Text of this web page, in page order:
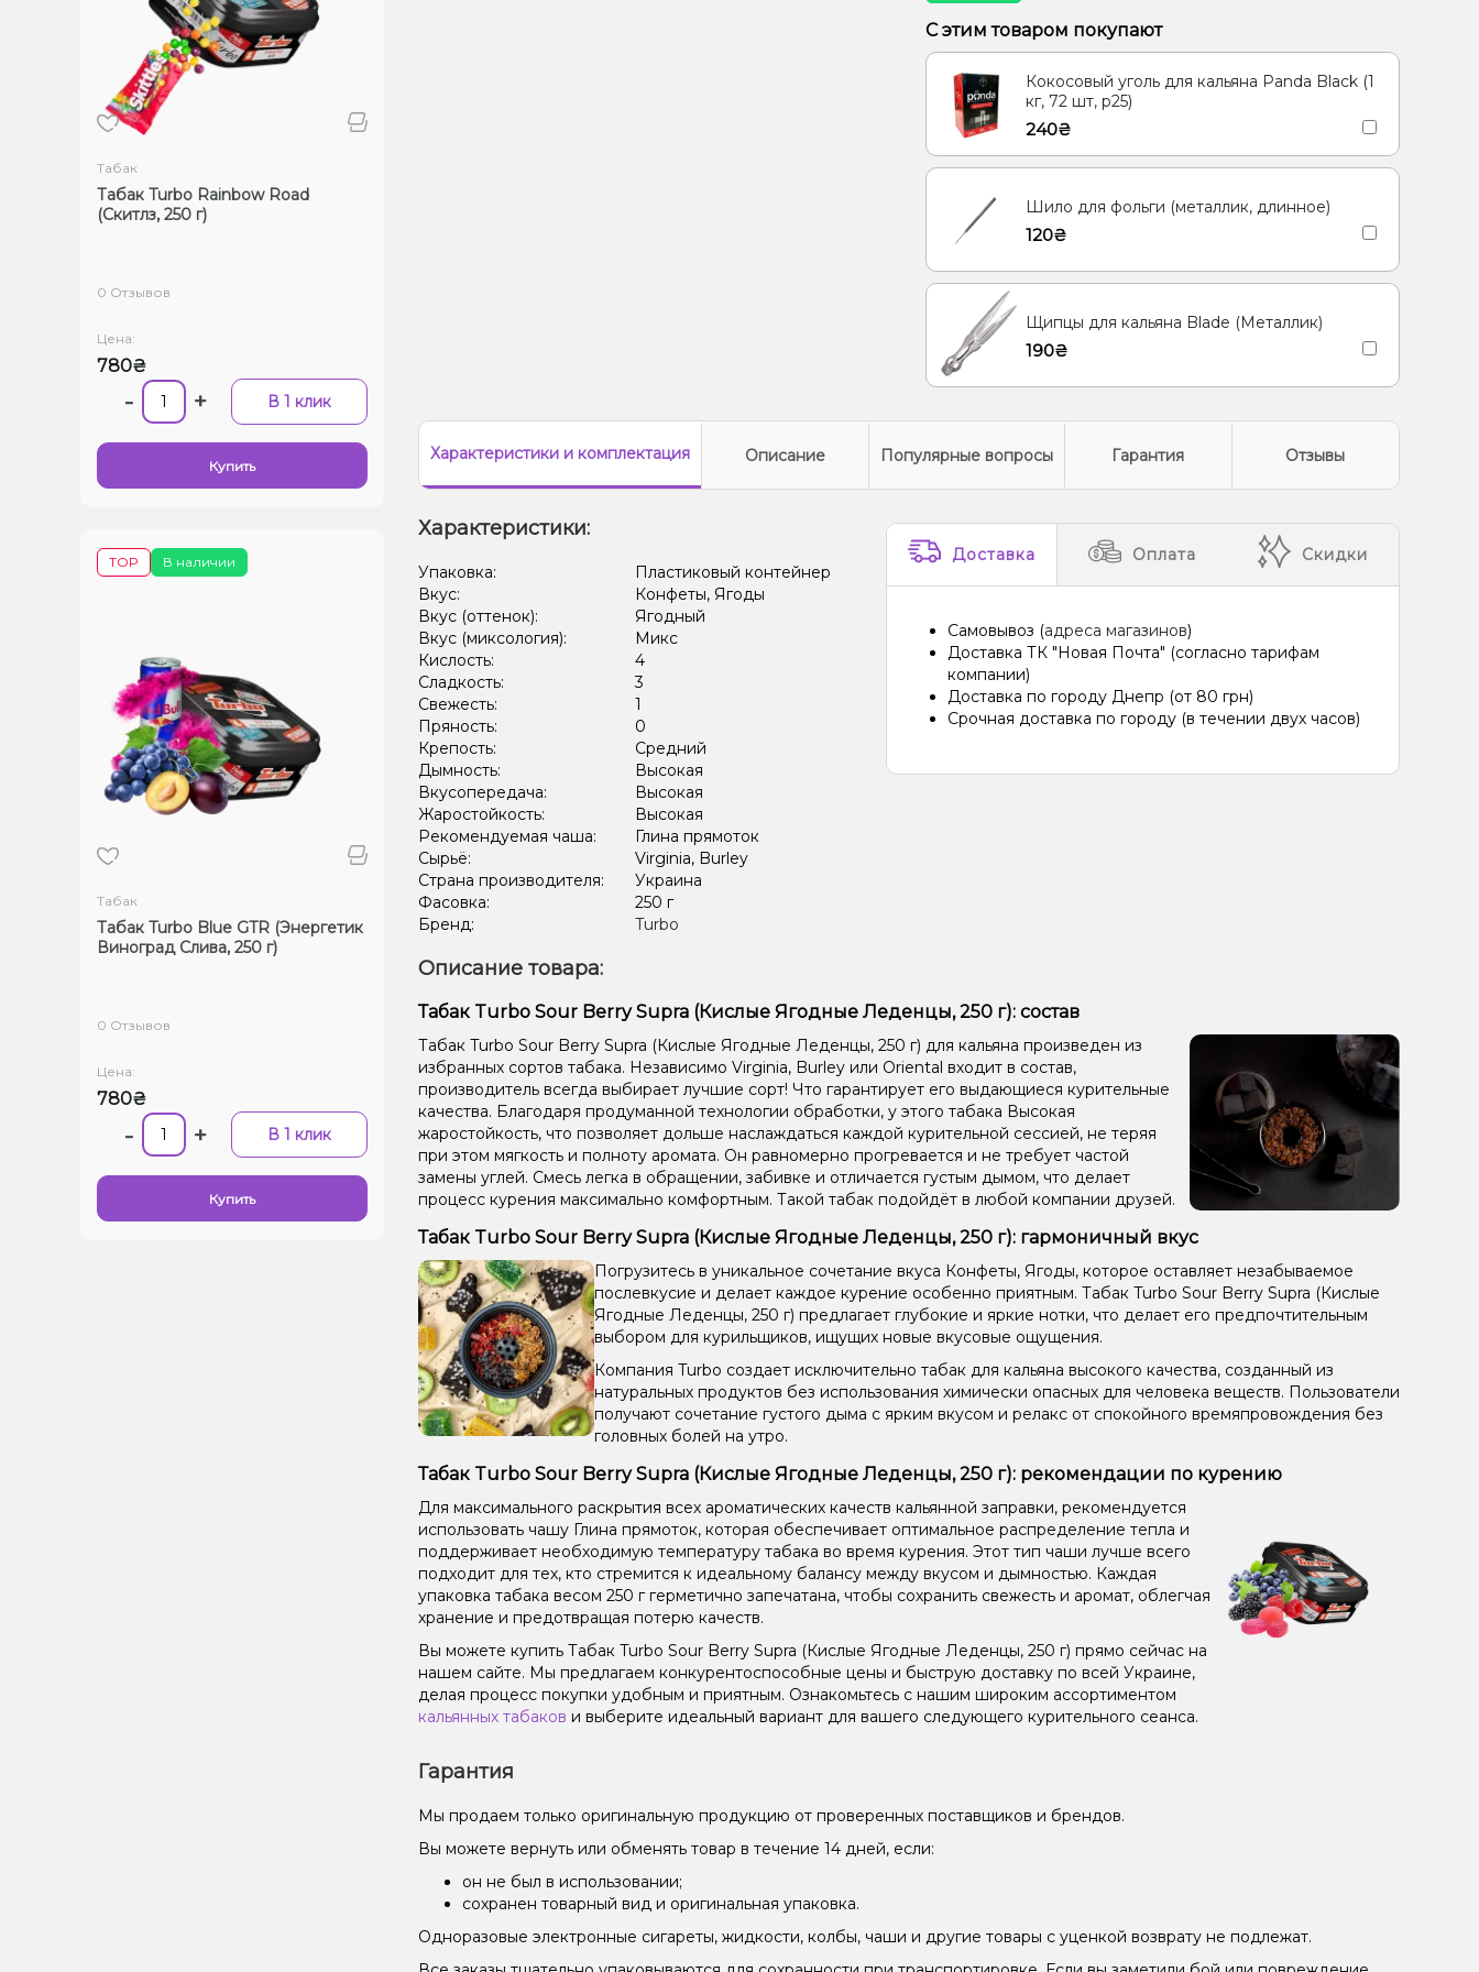
Табак
Табак Turbo Rainbow Road
(Скитлз, 250 г)
0 Отзывов
Цена:
780₴
- + В 1 клик
Купить
В наличии
TOP
Табак
Табак Turbo Blue GTR (Энергетик
Виноград Слива, 250 г)
0 Отзывов
Цена:
780₴
- + В 1 клик
Купить
Барбарис, Вишня/Черешня, Сакура
С этим товаром покупают
Кокосовый уголь для кальяна Panda Black (1
кг, 72 шт, р25)
240₴
Шило для фольги (металлик, длинное)
120₴
Щипцы для кальяна Blade (Металлик)
190₴
Характеристикии комплектация Описание Популярные вопросы Гарантия Отзывы
Характеристики:
Упаковка:
Пластиковый контейнер
Вкус:
Конфеты, Ягоды
Вкус (оттенок):
Ягодный
Вкус (миксология):
Микс
Кислость:
4
Сладкость:
3
Свежесть:
1
Пряность:
0
Крепость:
Средний
Дымность:
Высокая
Вкусопередача:
Высокая
Жаростойкость:
Высокая
Рекомендуемая чаша:
Глина прямоток
Сырьё:
Virginia, Burley
Страна производителя:
Украина
Фасовка:
250 г
Бренд:
Turbo
Доставка Оплата Скидки
Самовывоз (адреса магазинов)
Доставка ТК "Новая Почта" (согласно тарифам
компании)
Доставка по городу Днепр (от 80 грн)
Срочная доставка по городу (в течении двух часов)
Описание товара:
Табак Turbo Sour Berry Supra (Кислые Ягодные Леденцы, 250 г): состав
Табак Turbo Sour Berry Supra (Кислые Ягодные Леденцы, 250 г) для кальяна произведен из
избранных сортов табака. Независимо Virginia, Burley или Oriental входит в состав,
производитель всегда выбирает лучшие сорт! Что гарантирует его выдающиеся курительные
качества. Благодаря продуманной технологии обработки, у этого табака Высокая
жаростойкость, что позволяет дольше наслаждаться каждой курительной сессией, не теряя
при этом мягкость и полноту аромата. Он равномерно прогревается и не требует частой
замены углей. Смесь легка в обращении, забивке и отличается густым дымом, что делает
процесс курения максимально комфортным. Такой табак подойдёт в любой компании друзей.
Табак Turbo Sour Berry Supra (Кислые Ягодные Леденцы, 250 г): гармоничный вкус
Погрузитесь в уникальное сочетание вкуса Конфеты, Ягоды, которое оставляет незабываемое
послевкусие и делает каждое курение особенно приятным. Табак Turbo Sour Berry Supra (Кислые
Ягодные Леденцы, 250 г) предлагает глубокие и яркие нотки, что делает его предпочтительным
выбором для курильщиков, ищущих новые вкусовые ощущения.
Компания Turbo создает исключительно табак для кальяна высокого качества, созданный из
натуральных продуктов без использования химически опасных для человека веществ. Пользователи
получают сочетание густого дыма с ярким вкусом и релакс от спокойного времяпровождения без
головных болей на утро.
Табак Turbo Sour Berry Supra (Кислые Ягодные Леденцы, 250 г): рекомендации по курению
Для максимального раскрытия всех ароматических качеств кальянной заправки, рекомендуется
использовать чашу Глина прямоток, которая обеспечивает оптимальное распределение тепла и
поддерживает необходимую температуру табака во время курения. Этот тип чаши лучше всего
подходит для тех, кто стремится к идеальному балансу между вкусом и дымностью. Каждая
упаковка табака весом 250 г герметично запечатана, чтобы сохранить свежесть и аромат, облегчая
хранение и предотвращая потерю качеств.
Вы можете купить Табак Turbo Sour Berry Supra (Кислые Ягодные Леденцы, 250 г) прямо сейчас на
нашем сайте. Мы предлагаем конкурентоспособные цены и быструю доставку по всей Украине,
делая процесс покупки удобным и приятным. Ознакомьтесь с нашим широким ассортиментом
кальянных табаков и выберите идеальный вариант для вашего следующего курительного сеанса.
Гарантия
Мы продаем только оригинальную продукцию от проверенных поставщиков и брендов.
Вы можете вернуть или обменять товар в течение 14 дней, если:
он не был в использовании;
сохранен товарный вид и оригинальная упаковка.
Одноразовые электронные сигареты, жидкости, колбы, чаши и другие товары с уценкой возврату не подлежат.